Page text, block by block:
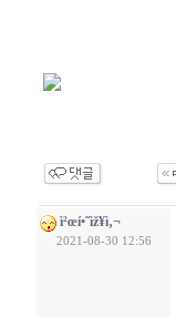
ì²œí•˜ìž¥ì‚¬
2021-08-30 12:56